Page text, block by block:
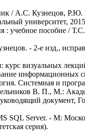
/ А.С. Кузнецов,
университет,
: учебное пособие
- 2-е изд.,
визуальных
информационных
Системная и
В. П., М.:
документ,
SQL Server. - М:
серия).